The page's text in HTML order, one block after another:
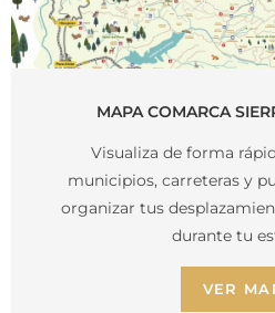
MAPA COMARCA
Visualiza de forma
municipios, carreteras y
organizar tus
durante tu
VER